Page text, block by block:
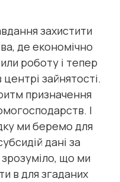
захистити
де економічно
роботу і тепер
зайнятості.
призначення
І
ми беремо для
дані за
що ми
в для згаданих